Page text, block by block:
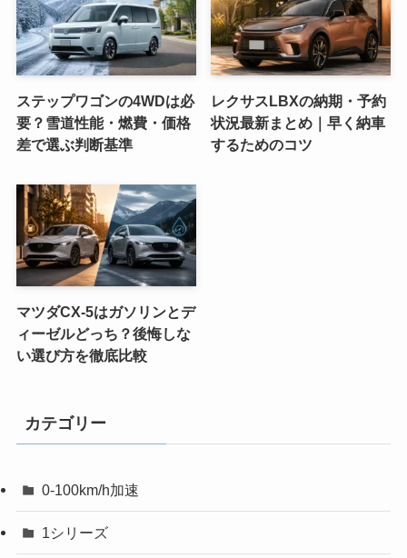
ステップワゴンの4WDは必
要？雪道性能・燃費・価格
差で選ぶ判断基準
レクサスLBXの納期・予約
状況最新まとめ｜早く納車
するためのコツ
マツダCX-5はガソリンとデ
ィーゼルどっち？後悔しな
い選び方を徹底比較
カテゴリー
0-100km/h加速
1シリーズ